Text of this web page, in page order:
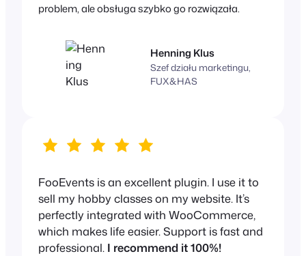
problem, ale obsługa szybko go rozwiązała.
Henning Klus
Szef działu marketingu,
FUX&HAS
FooEvents is an excellent plugin. I use it to
sell my hobby classes on my website. It’s
perfectly integrated with WooCommerce,
which makes life easier. Support is fast and
professional. I recommend it 100%!